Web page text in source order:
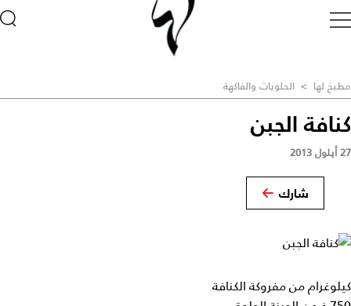
مطبخ لها > الحلويات والفاكهة
كنافة الجبن
27 أيلول 2013
شارك
كيلوغرام من مفروكة الكنافة